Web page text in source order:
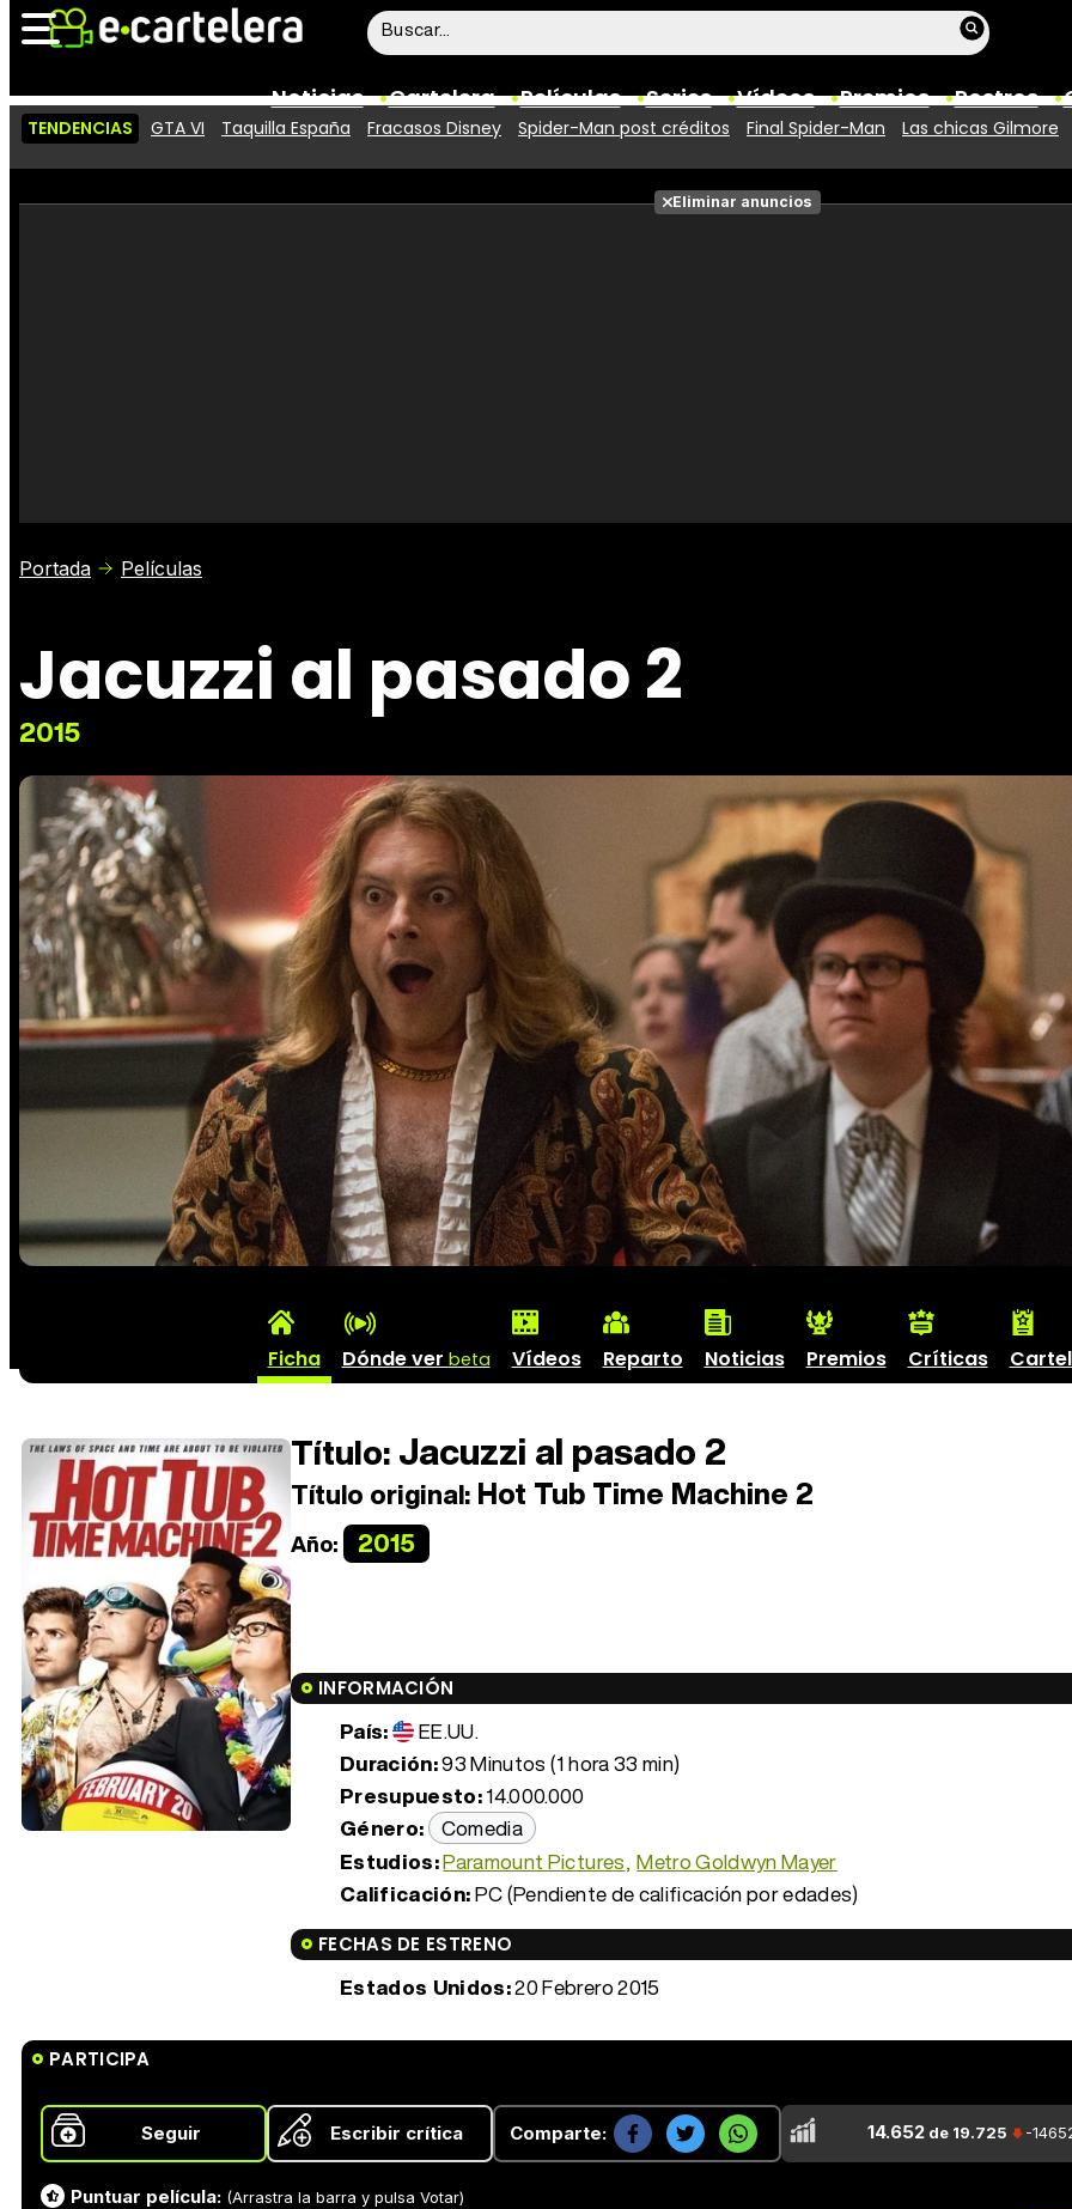
Noticias Cartelera Películas Series Vídeos Premios Rostros
Vídeos
Taquilla
Fotos
TENDENCIAS GTA VI Taquilla España Fracasos Disney Spider-Man post créditos Final Spider-Man Las chicas Gilmore
Eliminar anuncios
Portada Películas
Jacuzzi al pasado 2
2015
Ficha Dónde ver beta Vídeos Reparto Noticias Premios Críticas
Título:Jacuzzi al pasado 2
Título original: Hot Tub Time Machine 2
Año: 2015
INFORMACIÓN
País:
EE.UU.
Duración:93 Minutos (1 hora 33 min)
Presupuesto:14.000.000
Género: Comedia
Estudios:Paramount Pictures Metro Goldwyn Mayer
Calificación:PC (Pendiente de calificación por edades)
FECHAS DE ESTRENO
Estados Unidos:20 Febrero 2015
PARTICIPA
Seguir Escribir crítica Comparte: 14.652 de 19.725 -
Puntuar película: (Arrastra la barra y pulsa Votar)